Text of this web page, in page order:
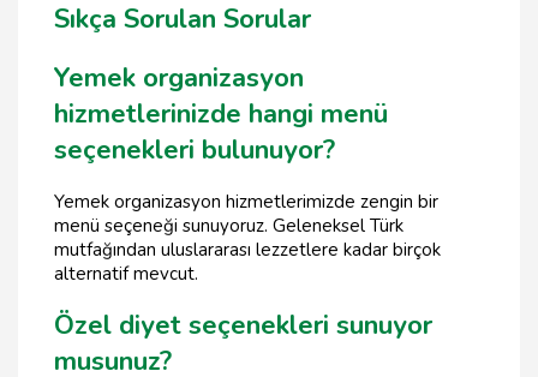
Sıkça Sorulan Sorular
Yemek organizasyon
hizmetlerinizde hangi menü
seçenekleri bulunuyor?
Yemek organizasyon hizmetlerimizde zengin bir
menü seçeneği sunuyoruz. Geleneksel Türk
mutfağından uluslararası lezzetlere kadar birçok
alternatif mevcut.
Özel diyet seçenekleri sunuyor
musunuz?